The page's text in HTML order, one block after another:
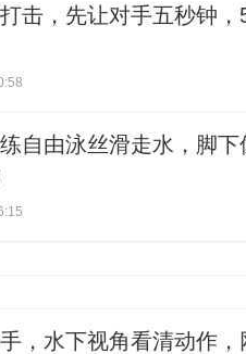
击，先让对手五秒钟，
自由泳丝滑走水，脚下
，水下视角看清动作